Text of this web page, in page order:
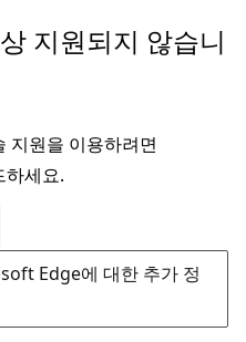
지원되지 않습니
지원을 이용하려면
세요.
Edge에 대한 추가 정